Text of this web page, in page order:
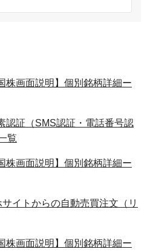
株画面説明】個別銘柄詳細ー
認証（SMS認証・電話番号認
覧
株画面説明】個別銘柄詳細ー
イトからの自動売買注文（リ
株画面説明】個別銘柄詳細ー